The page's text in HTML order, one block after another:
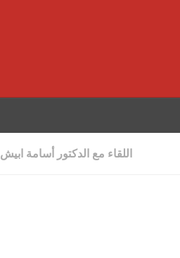
اللقاء مع الدكتور أسامة ابيش